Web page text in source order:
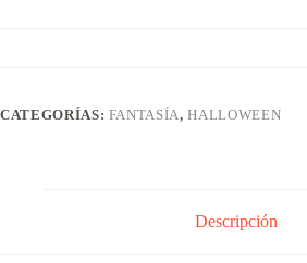
CATEGORÍAS: FANTASÍA,HALLOWEEN
Descripción